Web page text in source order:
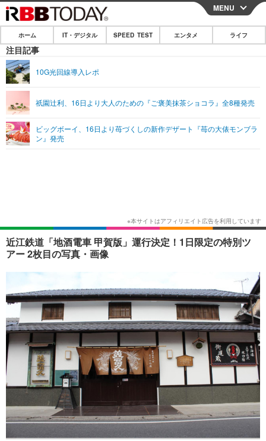
CLOSE
ホーム
IT・デジタル
ショッピング その他
SPEED TEST
エンタメ
エンタメTOP
ショッピング その他
ライフ
MENU
ホーム IT・デジタル SPEED TEST エンタメ ライフ
注目記事
10G光回線導入レポ
祇園辻利、16日より大人のための『ご褒美抹茶ショコラ』全8種発売
ビッグボーイ、16日より苺づくしの新作デザート『苺の大俵モンブラ
ン』発売
近江鉄道「地酒電車 甲賀版」運行決定！1日限定の特別ツ
アー 2枚目の写真・画像